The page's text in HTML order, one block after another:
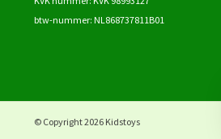
btw-nummer: NL868737811B01
© Copyright 2026 Kidstoys